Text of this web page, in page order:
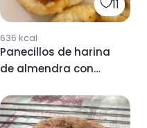
11
636 kcal
Panecillos de harina
de almendra con